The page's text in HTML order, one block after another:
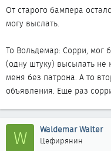
От старого бампера
могу выслать.
То Вольдемар: Сорри, мог
(одну штуку) высылать не
меня без патрона. А то
объявления. Еще раз
W Waldemar Walter
Цефирянин